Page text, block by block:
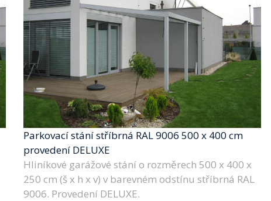
Parkovací stání stříbrná RAL 9006 500 x 400 cm
provedení DELUXE
Hliníkové garážové stání o rozměrech 500 x 400 x
250 cm (š x h x v) v barevném odstínu stříbrná RAL
9006. Provedení DELUXE.